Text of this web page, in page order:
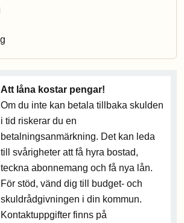
Att låna kostar pengar!
Om du inte kan betala tillbaka skulden
i tid riskerar du en
betalningsanmärkning. Det kan leda
till svårigheter att få hyra bostad,
teckna abonnemang och få nya lån.
För stöd, vänd dig till budget- och
skuldrådgivningen i din kommun.
Kontaktuppgifter finns på